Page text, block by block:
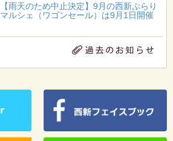
【雨天のため中止決定】9月の西新ぷらり
マルシェ（ワゴンセール）は9月1日開催